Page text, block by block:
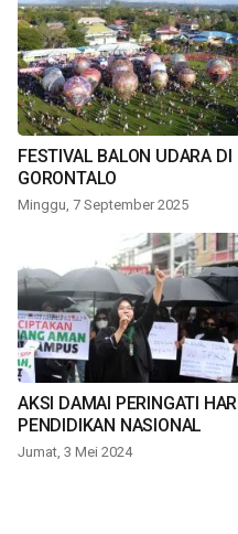
FESTIVAL BALON UDARA DI
GORONTALO
Minggu, 7 September 2025
AKSI DAMAI PERINGATI HARI
PENDIDIKAN NASIONAL
Jumat, 3 Mei 2024